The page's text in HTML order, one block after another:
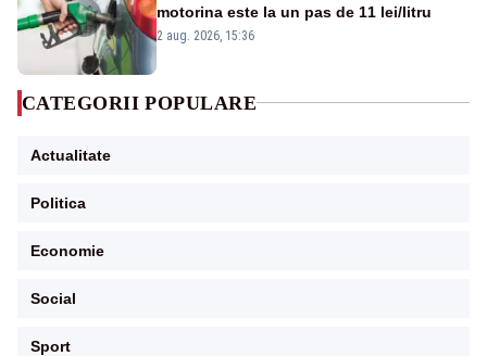
motorina este la un pas de 11 lei/litru
2 aug. 2026, 15:36
CATEGORII POPULARE
Actualitate
Politica
Economie
Social
Sport